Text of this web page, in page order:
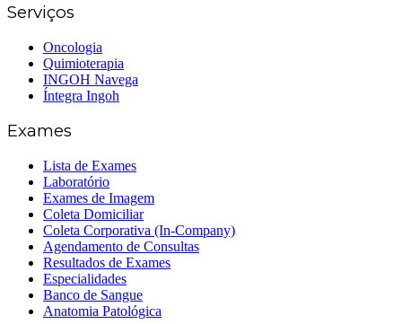
Serviços
Oncologia
Quimioterapia
INGOH Navega
Íntegra Ingoh
Exames
Lista de Exames
Laboratório
Exames de Imagem
Coleta Domiciliar
Coleta Corporativa (In-Company)
Agendamento de Consultas
Resultados de Exames
Especialidades
Banco de Sangue
Anatomia Patológica